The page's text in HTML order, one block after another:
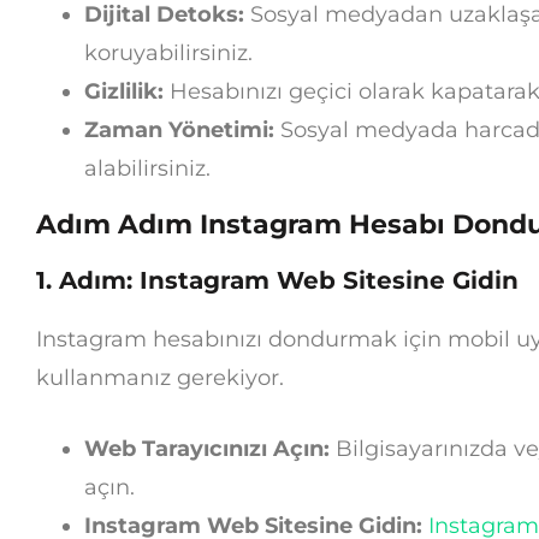
Dijital Detoks: Sosyal medyadan
koruyabilirsiniz.
Gizlilik: Hesabınızı geçici olarak
Zaman Yönetimi: Sosyal medyada
alabilirsiniz.
Adım Adım Instagram Hesabı
1. Adım: Instagram Web Sitesine Gidin
Instagram hesabınızı dondurmak için mobil
kullanmanız gerekiyor.
Web Tarayıcınızı Açın: Bilgisayarınızda
açın.
Instagram Web Sitesine Gidin: